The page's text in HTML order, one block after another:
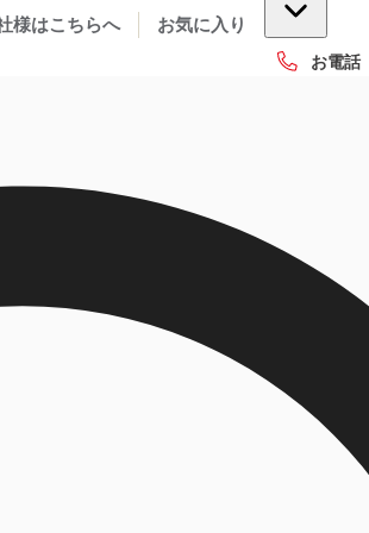
様はこちらへ お気に入り
お電話